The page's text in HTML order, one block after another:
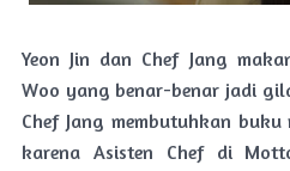
Yeon Jin dan Chef Jang
Woo yang benar-benar jadi
Chef Jang membutuhkan
karena Asisten Chef di